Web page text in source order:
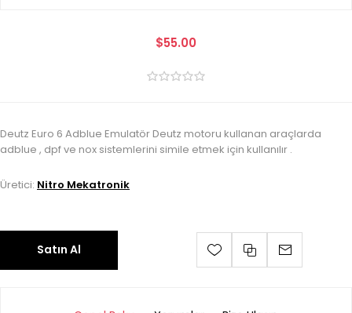
$55.00
Deutz Euro 6 Adblue Emulatör Deutz motoru kullanan araçlarda
adblue , dpf ve nox sistemlerini simile etmek için kullanılır .
Üretici: Nitro Mekatronik
Satın Al